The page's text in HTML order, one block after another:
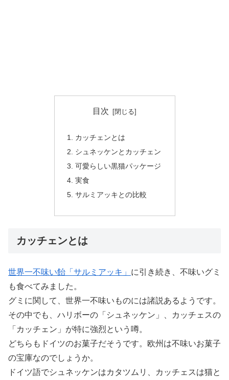
目次
カッチェンとは
シュネッケンとカッチェン
可愛らしい黒猫パッケージ
実食
サルミアッキとの比較
カッチェンとは
世界一不味い飴「サルミアッキ」 に引き続き、不味いグミ
も食べてみました。
グミに関して、世界一不味いものには諸説あるようです。
その中でも、ハリボーの「シュネッケン」、カッチェスの
「カッチェン」が特に強烈という噂。
どちらもドイツのお菓子だそうです。欧州は不味いお菓子
の宝庫なのでしょうか。
ドイツ語でシュネッケンはカタツムリ、カッチェスは猫と